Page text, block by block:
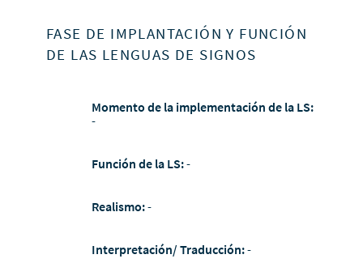
FASE DE IMPLANTACIÓN Y FUNCIÓN
DE LAS LENGUAS DE SIGNOS
Momento de la implementación de la LS:
-
Función de la LS:-
Realismo:-
Interpretación/ Traducción:-